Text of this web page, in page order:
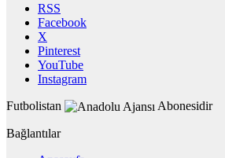
RSS
Facebook
X
Pinterest
YouTube
Instagram
Futbolistan
Abonesidir
Bağlantılar